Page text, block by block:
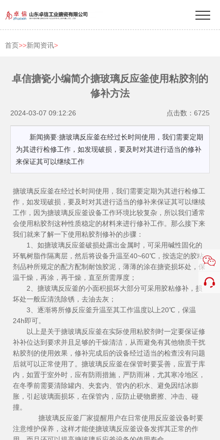
首页>>新闻资讯>
卓信搪瓷小编简介搪玻璃反应釜使用粘胶剂的
修补方法
点击数：6725
2024-03-07 09:12:26
新闻摘要:搪玻璃反应釜在经过长时间使用，我们需要定期
为其进行检修工作，如发现破损，要及时对其进行适当的修补
来保证其可以继续工作
搪玻璃反应釜在经过长时间使用，我们需要定期为其进行检修工
作，如发现破损，要及时对其进行适当的修补来保证其可以继续
工作，因为搪玻璃反应釜设备工作环境比较复杂，所以我们通常
会使用粘胶剂这种性质稳定的材料来进行修补工作。那么接下来
我们就来了解一下使用粘胶剂修补的步骤：
1、如搪玻璃反应釜破损处露出金属时，可采用碱性固化的
环氧树脂作隔离层，然后将设备升温至40~60℃，按选定的胶粘
剂品种所规定的配方配制耐蚀胶泥，薄薄的涂在搪瓷损坏处，保
温干燥，再涂，再干燥，直至所需厚度；
2、搪玻璃反应釜的小面积损坏大部分可采用胶粘修补，损
坏处一般应清洗除锈，去油去灰；
3、逐渐将所修反应釜升温至其工作温度以上20℃，保温
24h即可。
以上是关于搪玻璃反应釜在实际使用粘胶剂时一定要保证修
补补位达到要求并且足够的干燥清洁，从而避免有其他物质干扰
粘胶剂的使用效果，修补完成后的设备经过适当的检查没有问题
后就可以正常使用了。搪玻璃反应釜在保管时要妥善，应置于库
内，如置于室外时，应有防雨措施，严防雨淋，尤其寒冷地区，
在冬季前需要清除罐内、夹套内、管内的积水、避免因结冰膨
胀，引起玻璃面损坏，在保管内，应防止硬物磨擦、冲击、碰
撞。
搪玻璃反应釜厂家提醒用户在日常使用反应釜设备时要
注意维护保养，这样才能使搪玻璃反应釜设备发挥其正常的作